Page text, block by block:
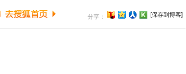
分享： [保存到博客]